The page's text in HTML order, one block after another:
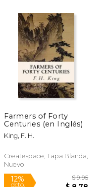
6%
dcto.
Farmers of Forty
Centuries (en Inglés)
King, F. H.
Createspace, Tapa Blanda,
Nuevo